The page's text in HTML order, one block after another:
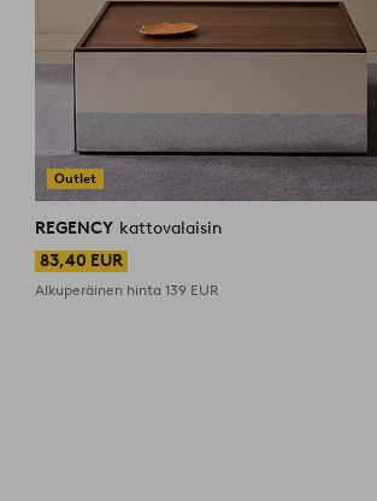
Outlet
REGENCY kattovalaisin
83,40 EUR
Alkuperäinen hinta139 EUR